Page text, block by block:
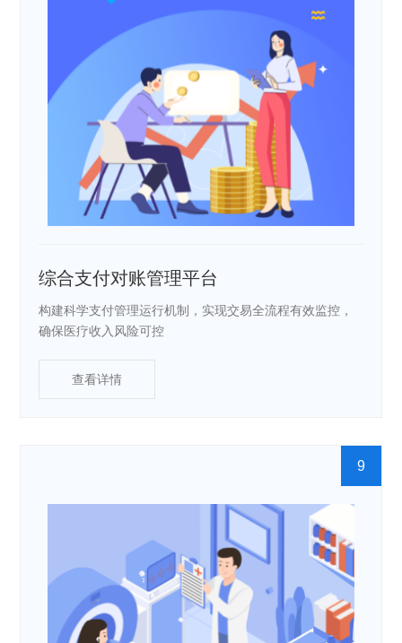
综合支付对账管理平台
构建科学支付管理运行机制，实现交易全流程有效监控，
确保医疗收入风险可控
查看详情
9